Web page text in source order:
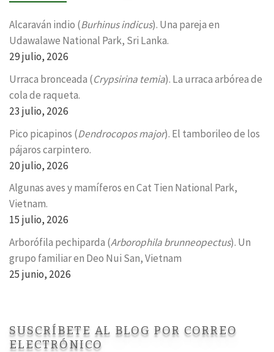
Alcaraván indio (Burhinus indicus). Una pareja en
Udawalawe National Park, Sri Lanka.
29 julio, 2026
Urraca bronceada (Crypsirina temia). La urraca arbórea de
cola de raqueta.
23 julio, 2026
Pico picapinos (Dendrocopos major). El tamborileo de los
pájaros carpintero.
20 julio, 2026
Algunas aves y mamíferos en Cat Tien National Park,
Vietnam.
15 julio, 2026
Arborófila pechiparda (Arborophila brunneopectus). Un
grupo familiar en Deo Nui San, Vietnam
25 junio, 2026
SUSCRÍBETE AL BLOG POR CORREO
ELECTRÓNICO